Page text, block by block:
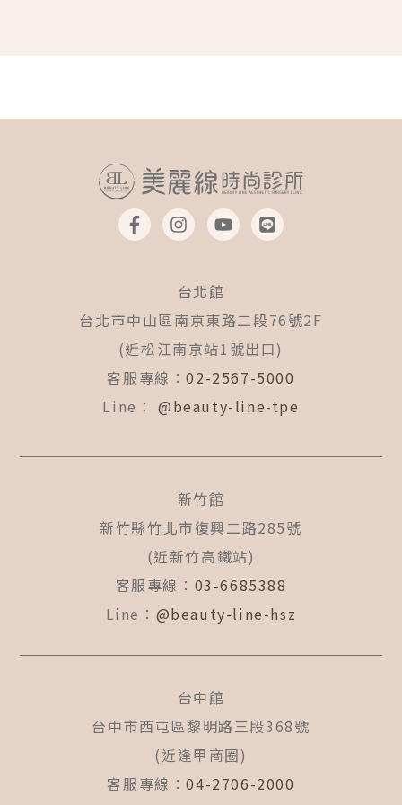
F
a
c
o
k
-
f
I
n
s
a
g
r
a
m
Y
o
u
b
e
L
i
n
台北館
台北市中山區南京東路二段76號2F
(近松江南京站1號出口)
客服專線：02-2567-5000
Line： @beauty-line-tpe
新竹館
新竹縣竹北市復興二路285號
(近新竹高鐵站)
客服專線： 03-6685388
Line： @beauty-line-hsz
台中館
台中市西屯區黎明路三段368號
(近逢甲商圈)
客服專線：04-2706-2000